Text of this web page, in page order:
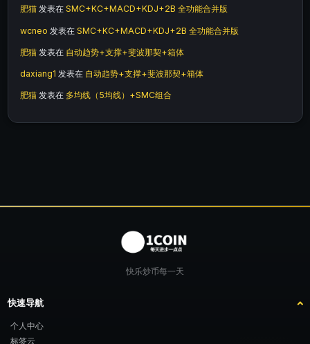
肥猫 发表在 SMC+KC+MACD+KDJ+2B 全功能合并版
wcneo 发表在 SMC+KC+MACD+KDJ+2B 全功能合并版
肥猫 发表在 自动趋势+支撑+斐波那契+箱体
daxiang1 发表在 自动趋势+支撑+斐波那契+箱体
肥猫 发表在 多均线（5均线）+SMC组合
快乐炒币每一天
快速导航
个人中心
标签云